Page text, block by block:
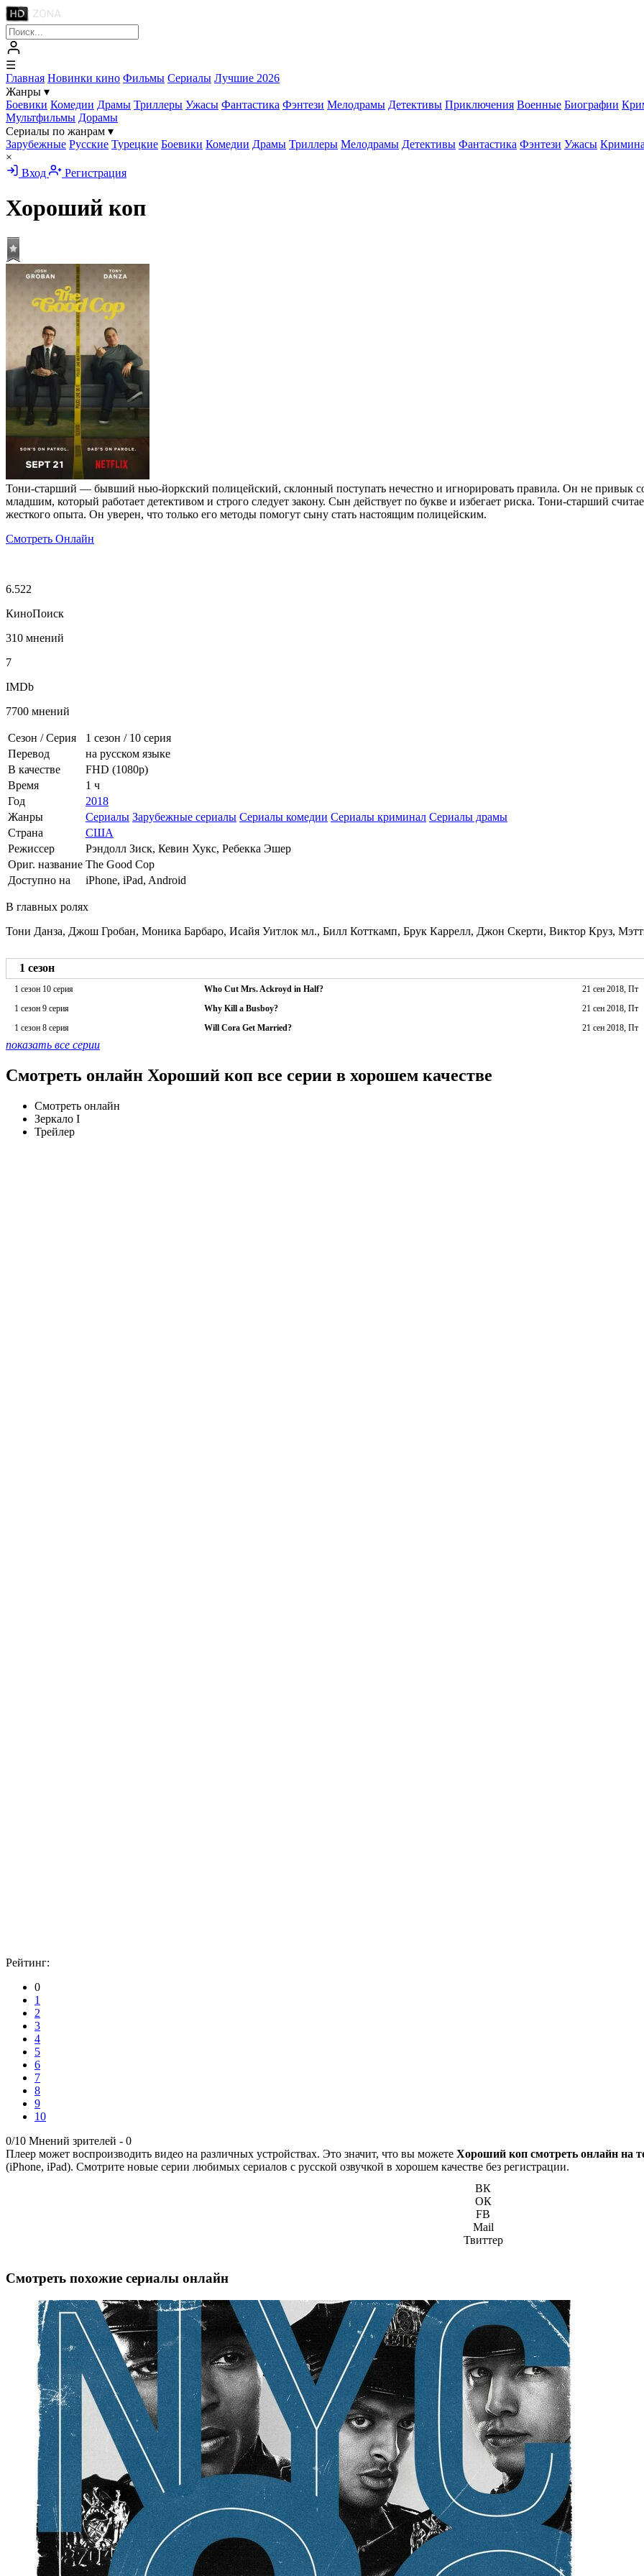
☰
Главная Новинки кино Фильмы Сериалы Лучшие 2026
Жанры ▾
Боевики Комедии Драмы Триллеры Ужасы Фантастика Фэнтези Мелодрамы Детективы Приключения Военные Биографии
Мультфильмы Дорамы
Сериалы по жанрам ▾
Зарубежные Русские Турецкие Боевики Комедии Драмы Триллеры Мелодрамы Детективы Фантастика Фэнтези Ужасы
×
Вход
Регистрация
Хороший коп
Тони-старший — бывший нью-йоркский полицейский, склонный поступать нечестно и игнорировать правила. Он не привык
младшим, который работает детективом и строго следует закону. Сын действует по букве и избегает риска. Тони-старший
жесткого опыта. Он уверен, что только его методы помогут сыну стать настоящим полицейским.
Смотреть Онлайн
6.522
КиноПоиск
310 мнений
7
IMDb
7700 мнений
Сезон / Серия 1 сезон / 10 серия
Перевод
на русском языке
В качестве
FHD (1080p)
Время
1 ч
Год
2018
Жанры
Сериалы Зарубежные сериалы Сериалы комедии Сериалы криминал Сериалы драмы
Страна
США
Режиссер
Рэндолл Зиск, Кевин Хукс, Ребекка Эшер
Ориг. название The Good Cop
Доступно на
iPhone, iPad, Android
В главных ролях
Тони Данза, Джош Гробан, Моника Барбаро, Исайя Уитлок мл., Билл Котткамп, Брук Каррелл, Джон Скерти, Виктор Круз,
1 сезон
1 сезон 10 серия
Who Cut Mrs. Ackroyd in Half? 21 сен 2018, Пт
1 сезон 9 серия
Why Kill a Busboy? 21 сен 2018, Пт
1 сезон 8 серия
Will Cora Get Married? 21 сен 2018, Пт
показать все серии
Смотреть онлайн Хороший коп все серии в хорошем качестве
Смотреть онлайн
Зеркало I
Трейлер
Рейтинг:
0
1
2
3
4
5
6
7
8
9
10
0/10 Мнений зрителей - 0
Плеер может воспроизводить видео на различных устройствах. Это значит, что вы можете Хороший коп смотреть онлайн на
(iPhone, iPad). Смотрите новые серии любимых сериалов с русской озвучкой в хорошем качестве без регистрации.
ВК
ОК
FB
Mail
Твиттер
Смотреть похожие сериалы онлайн